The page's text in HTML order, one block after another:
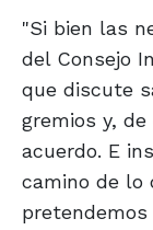
"Si bien las
del Consejo
que discute
gremios y,
acuerdo. E
camino de lo